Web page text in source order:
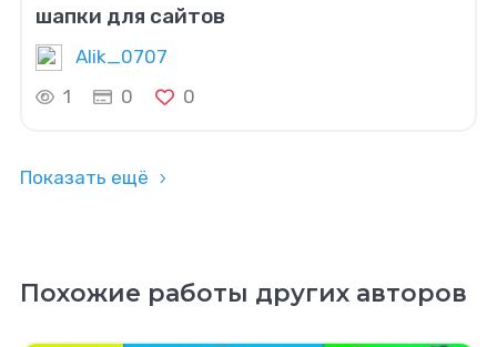
шапки для сайтов
Alik_0707
1
0 0
Показать ещё
Похожие работы других авторов